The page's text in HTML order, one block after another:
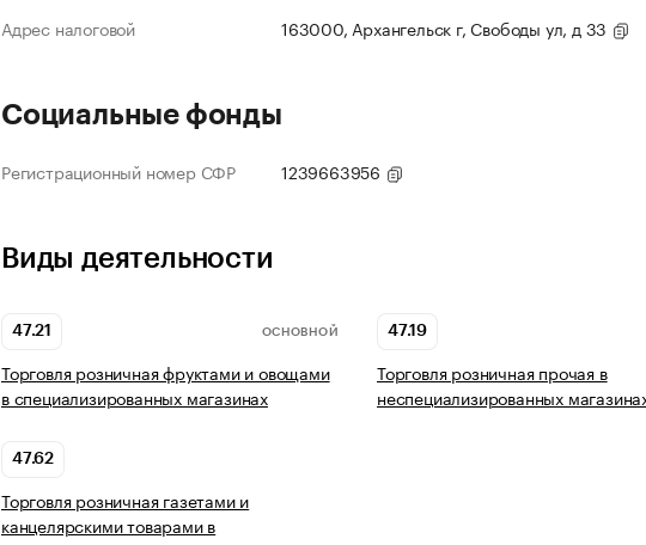
Адрес налоговой
163000, Архангельск г, Свободы ул, д 33
Социальные фонды
Регистрационный номер СФР 1239663956
Виды деятельности
47.21 ОСНОВНОЙ
Торговля розничная фруктами и овощами
в специализированных магазинах
47.19
Торговля розничная прочая в
неспециализированных
47.62
Торговля розничная газетами и
канцелярскими товарами в